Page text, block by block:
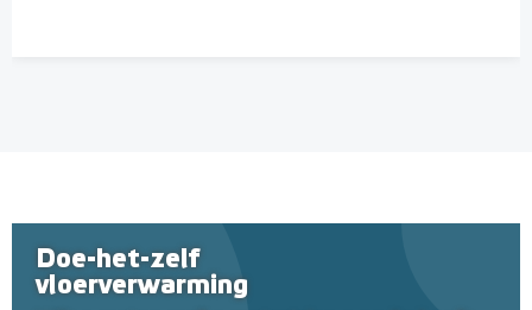
Doe-het-zelf
vloerverwarming